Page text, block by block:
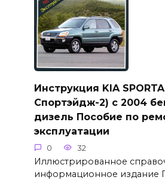
Инструкция KIA
Спортэйдж-2) с 2004
дизель Пособие по
эксплуатации
0 32
Иллюстрированное
информационное издание